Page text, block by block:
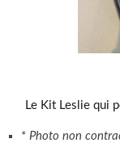
Le Kit Leslie qui
* Photo non